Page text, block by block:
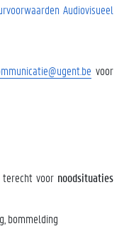
Audiovisueel
voor
voor noodsituaties
bommelding